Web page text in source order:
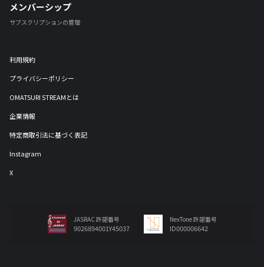
メンバーシップ
サブスクリプションの管理
利用規約
プライバシーポリシー
OMATSURI STREAMとは
企業情報
特定商取引法に基づく表記
Instagram
X
JASRAC 許諾番号
9026894001Y45037
NexTone 許諾番号
ID000006642